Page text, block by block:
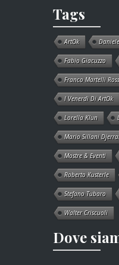
Tags
ArtOk
Fabio Giacuzzo
Franco Martelli
I Venerdì Di ArtOk
Lorella Klun
Mario Sillani
Mostre & Eventi
Roberto Kusterle
Stefano Tubaro
Walter Criscuoli
Dove